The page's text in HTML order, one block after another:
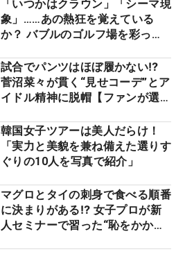
「いつかはクラウン」「シーマ現
象」……あの熱狂を覚えている
か？ バブルのゴルフ場を彩った
試合でパンツはほぼ履かない⁉
菅沼菜々が貫く“見せコーデ”とア
イドル精神に脱帽【ファンが選ぶ
韓国女子ツアーは美人だらけ！
「実力と美貌を兼ね備えた選りす
ぐりの10人を写真で紹介」
マグロとタイの刺身で食べる順番
に決まりがある⁉ 女子プロが新
人セミナーで習った“恥をかかな